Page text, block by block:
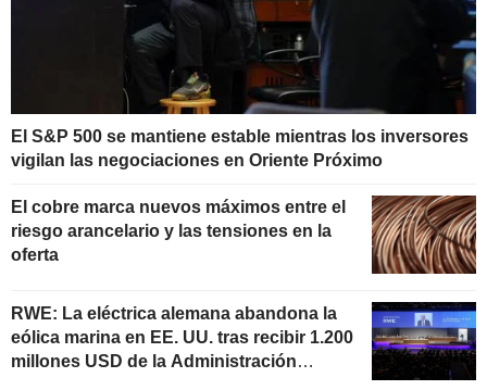
El S&P 500 se mantiene estable mientras los inversores
vigilan las negociaciones en Oriente Próximo
El cobre marca nuevos máximos entre el
riesgo arancelario y las tensiones en la
oferta
RWE: La eléctrica alemana abandona la
eólica marina en EE. UU. tras recibir 1.200
millones USD de la Administración